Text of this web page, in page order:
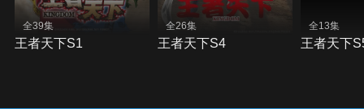
全39集
王者天下S1
全26集
王者天下S4
全13集
王者天下